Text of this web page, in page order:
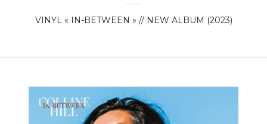
VINYL « IN-BETWEEN » // NEW ALBUM (2023)